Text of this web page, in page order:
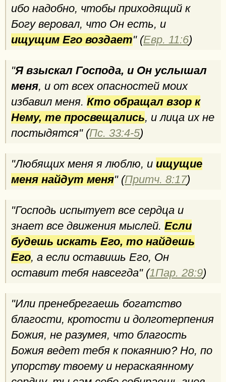
ибо надобно, чтобы приходящий к
Богу веровал, что Он есть, и
ищущим Его воздает" (Евр. 11:6)
"Я взыскал Господа, и Он услышал
меня, и от всех опасностей моих
избавил меня. Кто обращал взор к
Нему, те просвещались, и лица их не
постыдятся" (Пс. 33:4-5)
"Любящих меня я люблю, и ищущие
меня найдут меня" (Притч. 8:17)
"Господь испытует все сердца и
знает все движения мыслей. Если
будешь искать Его, то найдешь
Его, а если оставишь Его, Он
оставит тебя навсегда" (1Пар. 28:9)
"Или пренебрегаешь богатство
благости, кротости и долготерпения
Божия, не разумея, что благость
Божия ведет тебя к покаянию? Но, по
упорству твоему и нераскаянному